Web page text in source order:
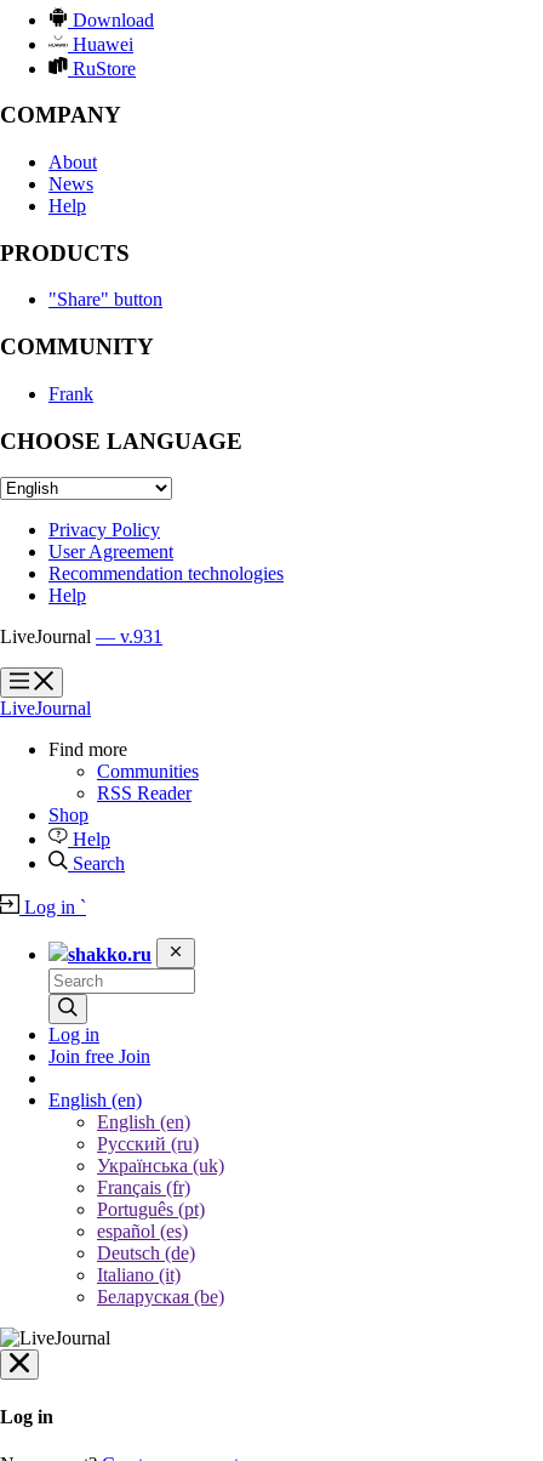
Download
Huawei
RuStore
COMPANY
About
News
Help
PRODUCTS
"Share" button
COMMUNITY
Frank
CHOOSE LANGUAGE
Privacy Policy
User Agreement
Recommendation technologies
Help
LiveJournal — v.931
?
?
LiveJournal
Find more
Communities
RSS Reader
Shop
Help
Search
Log in `
shakko.ru
Log in
Join free Join
English (en)
English (en)
Русский (ru)
Українська (uk)
Français (fr)
Português (pt)
español (es)
Deutsch (de)
Italiano (it)
Беларуская (be)
Log in